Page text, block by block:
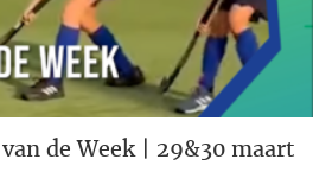
de Week | 29&30 maart